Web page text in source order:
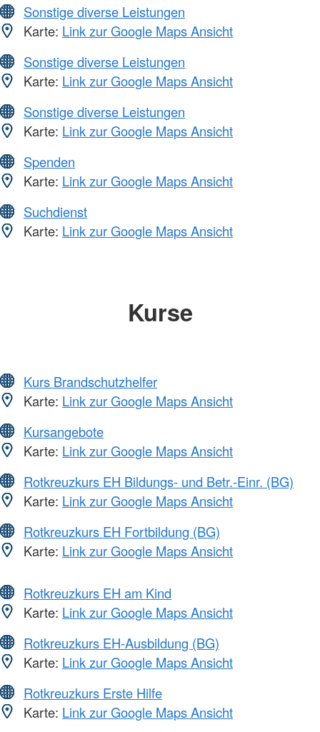
Sonstige diverse Leistungen
Karte: Link zur Google Maps Ansicht
Sonstige diverse Leistungen
Karte: Link zur Google Maps Ansicht
Sonstige diverse Leistungen
Karte: Link zur Google Maps Ansicht
Spenden
Karte: Link zur Google Maps Ansicht
Suchdienst
Karte: Link zur Google Maps Ansicht
Kurse
Kurs Brandschutzhelfer
Karte: Link zur Google Maps Ansicht
Kursangebote
Karte: Link zur Google Maps Ansicht
Rotkreuzkurs EH Bildungs- und Betr.-Einr. (BG)
Karte: Link zur Google Maps Ansicht
Rotkreuzkurs EH Fortbildung (BG)
Karte: Link zur Google Maps Ansicht
Rotkreuzkurs EH am Kind
Karte: Link zur Google Maps Ansicht
Rotkreuzkurs EH-Ausbildung (BG)
Karte: Link zur Google Maps Ansicht
Rotkreuzkurs Erste Hilfe
Karte: Link zur Google Maps Ansicht